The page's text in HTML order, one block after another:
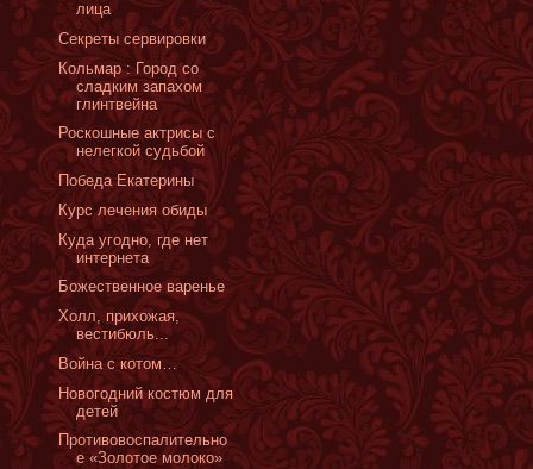
лица
Секреты сервировки
Кольмар : Город со
сладким запахом
глинтвейна
Роскошные актрисы с
нелегкой судьбой
Победа Екатерины
Курс лечения обиды
Куда угодно, где нет
интернета
Божественное варенье
Холл, прихожая,
вестибюль...
Война с котом…
Новогодний костюм для
детей
Противовоспалительно
е «Золотое молоко»